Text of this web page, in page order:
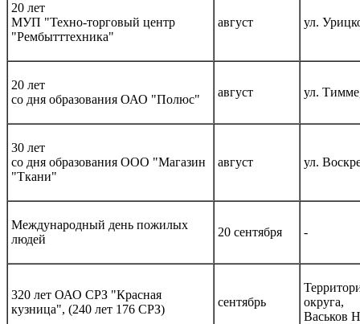
20 лет
МУП "Техно-торговый центр
"Рембытттехника"
август ул.
20 лет
со дня образования ОАО "Полюс"
август ул.
30 лет
со дня образования ООО "Магазин
"Ткани"
август ул.
Международный день пожилых
людей
20 сентября -
320 лет ОАО СРЗ "Красная
кузница", (240 лет 176 СРЗ)
сентябрь
округа,
Васьков